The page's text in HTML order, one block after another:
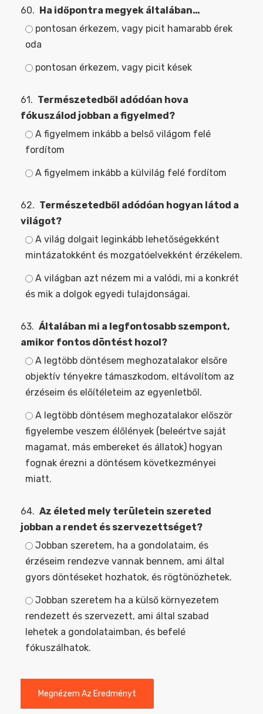
60.
Ha időpontra megyek általában…
pontosan érkezem, vagy picit hamarabb érek
oda
pontosan érkezem, vagy picit kések
61. Természetedből adódóan hova
fókuszálod jobban a figyelmed?
A figyelmem inkább a belső világom felé
fordítom
A figyelmem inkább a külvilág felé fordítom
62. Természetedből adódóan hogyan látod a
világot?
A világ dolgait leginkább lehetőségekként
mintázatokként és mozgatóelvekként érzékelem.
A világban azt nézem mi a valódi, mi a konkrét
és mik a dolgok egyedi tulajdonságai.
63. Általában mi a legfontosabb szempont,
amikor fontos döntést hozol?
A legtöbb döntésem meghozatalakor elsőre
objektív tényekre támaszkodom, eltávolítom az
érzéseim és előítéleteim az egyenletből.
A legtöbb döntésem meghozatalakor először
figyelembe veszem élőlények (beleértve saját
magamat, más embereket és állatok) hogyan
fognak érezni a döntésem következményei
miatt.
64. Az életed mely területein szereted
jobban a rendet és szervezettséget?
Jobban szeretem, ha a gondolataim, és
érzéseim rendezve vannak bennem, ami által
gyors döntéseket hozhatok, és rögtönözhetek.
Jobban szeretem ha a külső környezetem
rendezett és szervezett, ami által szabad
lehetek a gondolataimban, és befelé
fókuszálhatok.